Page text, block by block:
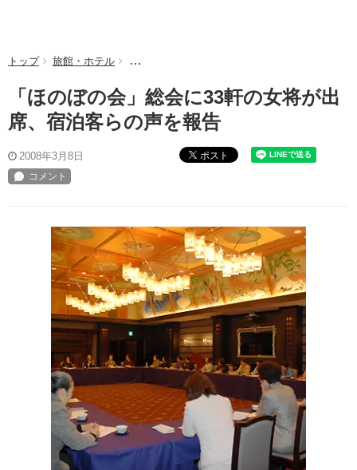
トップ 旅館・ホテル 「ほのぼの会」総会に33軒の女将が出席、宿泊
「ほのぼの会」総会に33軒の女将が出
席、宿泊客らの声を報告
2008年3月8日 ポスト